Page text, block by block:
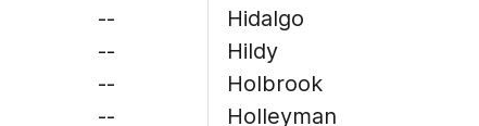
--
--
--
--
Hidalgo
Hildy
Holbrook
Holleyman